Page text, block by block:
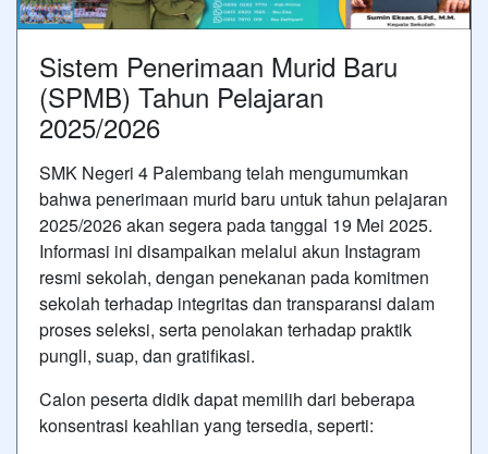
Sistem Penerimaan Murid Baru
(SPMB) Tahun Pelajaran
2025/2026
SMK Negeri 4 Palembang telah mengumumkan
bahwa penerimaan murid baru untuk tahun pelajaran
2025/2026 akan segera pada tanggal 19 Mei 2025.
Informasi ini disampaikan melalui akun Instagram
resmi sekolah, dengan penekanan pada komitmen
sekolah terhadap integritas dan transparansi dalam
proses seleksi, serta penolakan terhadap praktik
pungli, suap, dan gratifikasi.
Calon peserta didik dapat memilih dari beberapa
konsentrasi keahlian yang tersedia, seperti: